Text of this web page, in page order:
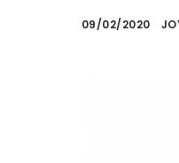
09/02/2020